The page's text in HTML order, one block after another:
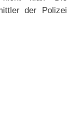
der Polizei